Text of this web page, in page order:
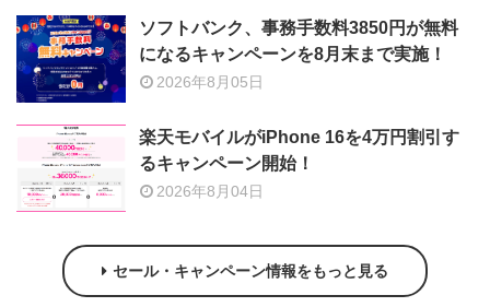
ソフトバンク、事務手数料3850円が無料
になるキャンペーンを8月末まで実施！
2026年8月05日
楽天モバイルがiPhone 16を4万円割引す
るキャンペーン開始！
2026年8月04日
セール・キャンペーン情報をもっと見る